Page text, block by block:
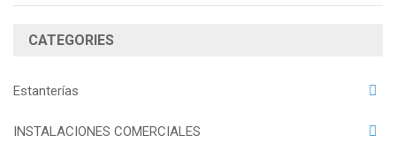
CATEGORIES
Estanterías
INSTALACIONES COMERCIALES